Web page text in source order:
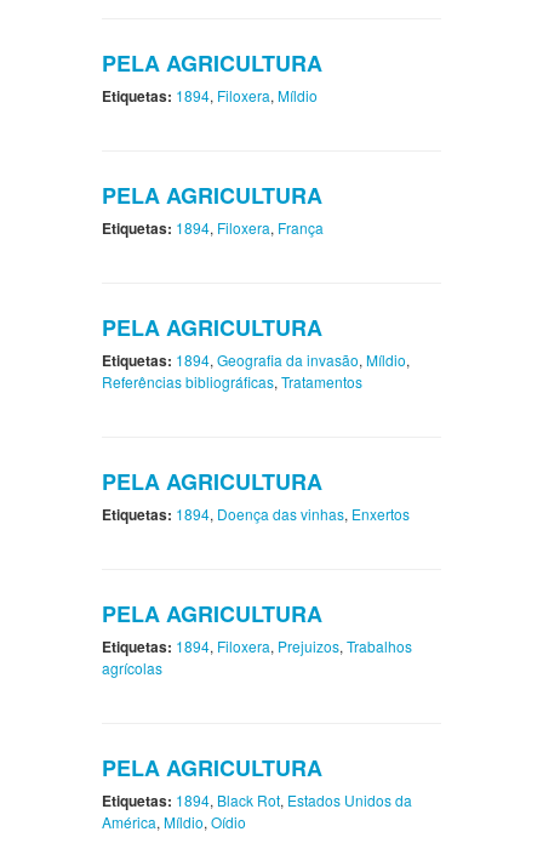
PELA AGRICULTURA
Etiquetas: 1894, Filoxera, Míldio
PELA AGRICULTURA
Etiquetas: 1894, Filoxera, França
PELA AGRICULTURA
Etiquetas: 1894, Geografia da invasão, Míldio,
Referências bibliográficas, Tratamentos
PELA AGRICULTURA
Etiquetas: 1894, Doença das vinhas, Enxertos
PELA AGRICULTURA
Etiquetas: 1894, Filoxera, Prejuizos, Trabalhos
agrícolas
PELA AGRICULTURA
Etiquetas: 1894, Black Rot, Estados Unidos da
América, Míldio, Oídio